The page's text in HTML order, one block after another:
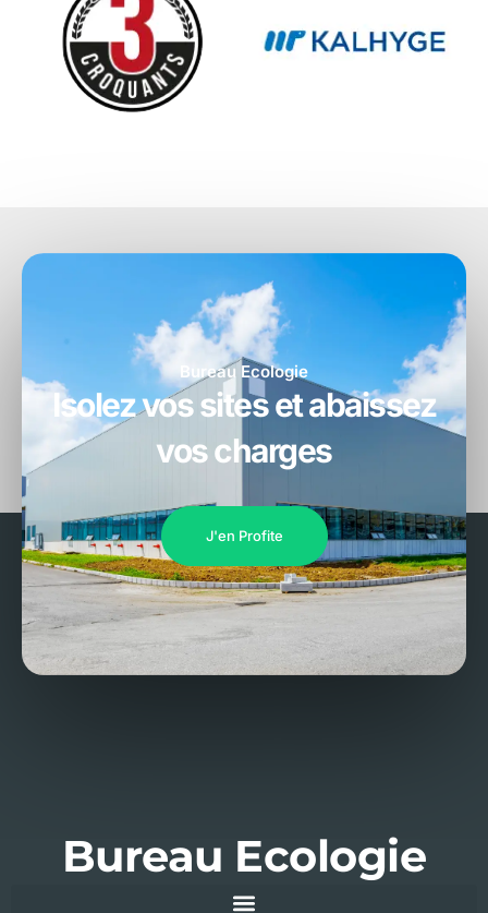
Bureau Ecologie
Isolez vos sites et abaissez
vos charges
J'en Profite
Bureau Ecologie